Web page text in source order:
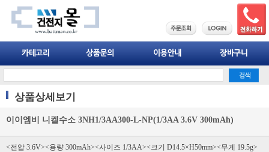
상품상세보기
이이엠비 니켈수소 3NH1/3AA300-L-NP(1/3AA 3.6V 300mAh)
<전압 3.6V><용량 300mAh><사이즈 1/3AA><크기 D14.5×H50mm><무게 19.5g>